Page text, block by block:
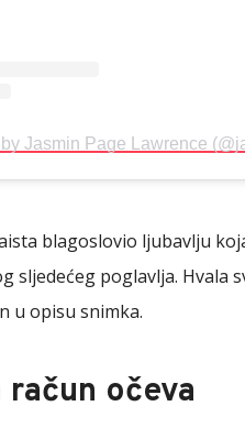
Jasmin Page Lawrence
blagoslovio ljubavlju
sljedećeg poglavlja. Hvala
u opisu snimka.
račun očeva